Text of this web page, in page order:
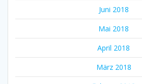
Juni 2018
Mai 2018
April 2018
März 2018